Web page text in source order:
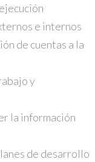
e internos
de cuentas a la
y
la información
de desarrollo